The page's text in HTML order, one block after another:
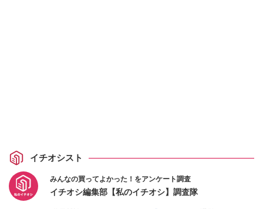
イチオシスト
みんなの買ってよかった！をアンケート調査
イチオシ編集部【私のイチオシ】調査隊